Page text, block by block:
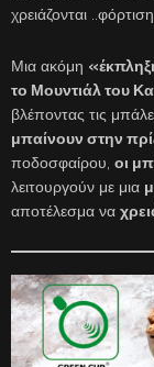
χρειάζονται ..φόρτιση
Μια ακόμη
το Μουντιάλ του
βλέποντας τις
μπαίνουν στην
ποδοσφαίρου, οι
λειτουργούν με μια
αποτέλεσμα να